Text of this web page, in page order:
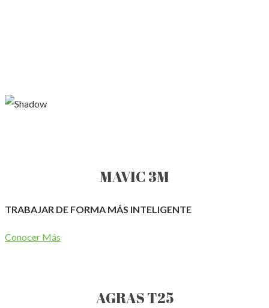
MAVIC 3M
TRABAJAR DE FORMA MÁS INTELIGENTE
Conocer Más
AGRAS T25